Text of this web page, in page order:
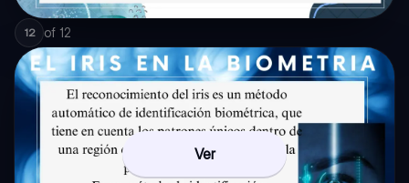
12 of 12
Ver